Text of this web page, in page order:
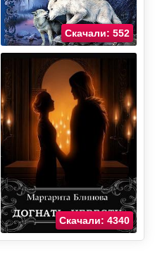
Скачали: 552
Скачали: 4340